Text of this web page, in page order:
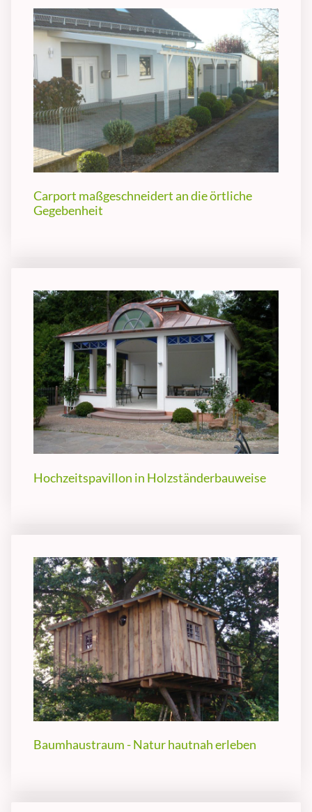
Carport maßgeschneidert an die örtliche
Gegebenheit
Hochzeitspavillon in Holzständerbauweise
Baumhaustraum - Natur hautnah erleben